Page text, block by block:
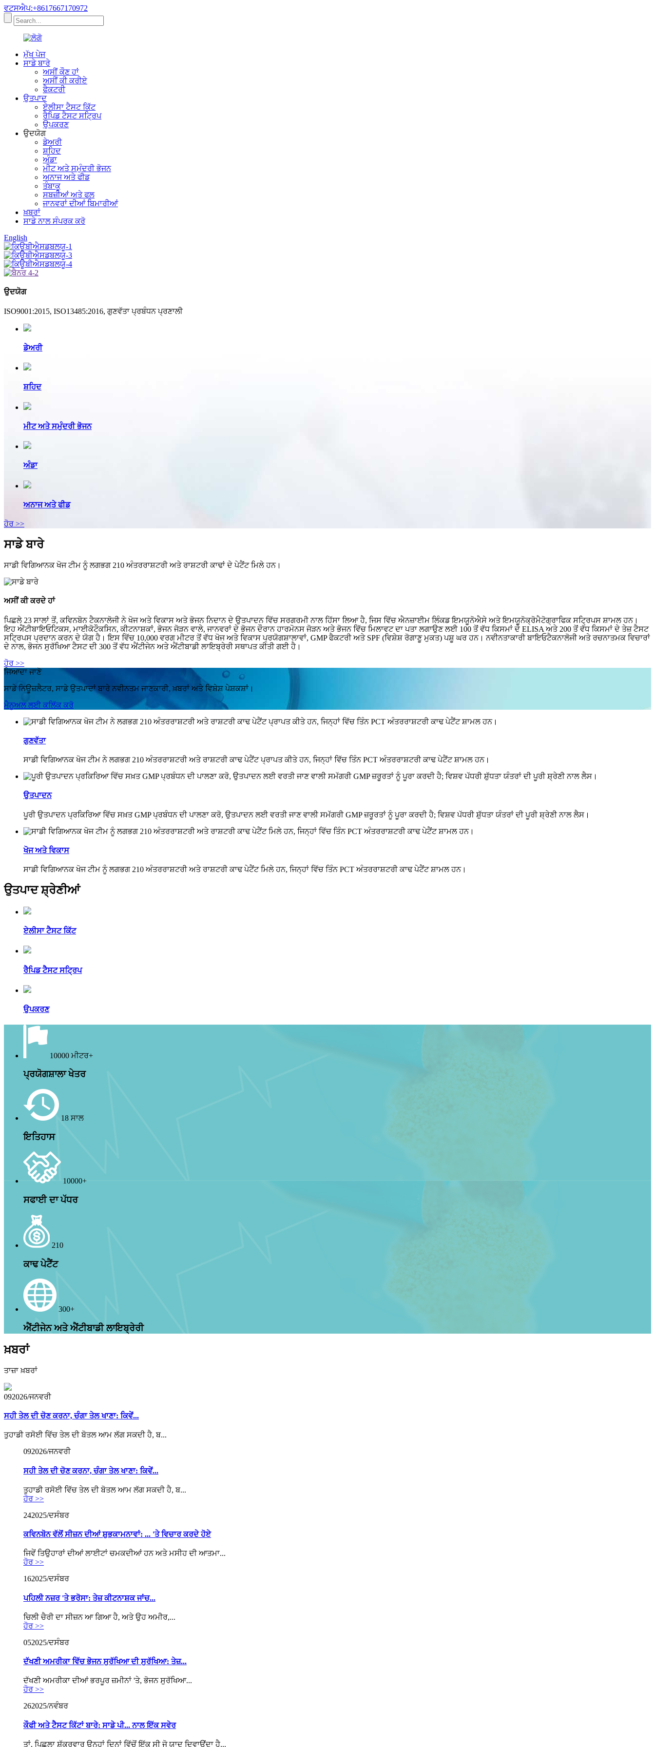
ਵਟਸਐਪ:+8617667170972
ਮੁੱਖ ਪੇਜ
ਸਾਡੇ ਬਾਰੇ
ਅਸੀਂ ਕੌਣ ਹਾਂ
ਅਸੀਂ ਕੀ ਕਰੀਏ
ਫੈਕਟਰੀ
ਉਤਪਾਦ
ਏਲੀਸਾ ਟੈਸਟ ਕਿੱਟ
ਰੈਪਿਡ ਟੈਸਟ ਸਟ੍ਰਿਪ
ਉਪਕਰਣ
ਉਦਯੋਗ
ਡੇਅਰੀ
ਸ਼ਹਿਦ
ਅੰਡਾ
ਮੀਟ ਅਤੇ ਸਮੁੰਦਰੀ ਭੋਜਨ
ਅਨਾਜ ਅਤੇ ਫੀਡ
ਤੰਬਾਕੂ
ਸਬਜ਼ੀਆਂ ਅਤੇ ਫਲ
ਜਾਨਵਰਾਂ ਦੀਆਂ ਬਿਮਾਰੀਆਂ
ਖ਼ਬਰਾਂ
ਸਾਡੇ ਨਾਲ ਸੰਪਰਕ ਕਰੋ
English
ਉਦਯੋਗ
ISO9001:2015, ISO13485:2016, ਗੁਣਵੱਤਾ ਪ੍ਰਬੰਧਨ ਪ੍ਰਣਾਲੀ
ਡੇਅਰੀ
ਸ਼ਹਿਦ
ਮੀਟ ਅਤੇ ਸਮੁੰਦਰੀ ਭੋਜਨ
ਅੰਡਾ
ਅਨਾਜ ਅਤੇ ਫੀਡ
ਹੋਰ >>
ਸਾਡੇ ਬਾਰੇ
ਸਾਡੀ ਵਿਗਿਆਨਕ ਖੋਜ ਟੀਮ ਨੂੰ ਲਗਭਗ 210 ਅੰਤਰਰਾਸ਼ਟਰੀ ਅਤੇ ਰਾਸ਼ਟਰੀ ਕਾਢਾਂ ਦੇ ਪੇਟੈਂਟ ਮਿਲੇ ਹਨ।
ਅਸੀਂ ਕੀ ਕਰਦੇ ਹਾਂ
ਪਿਛਲੇ 23 ਸਾਲਾਂ ਤੋਂ, ਕਵਿਨਬੋਨ ਟੈਕਨਾਲੋਜੀ ਨੇ ਖੋਜ ਅਤੇ ਵਿਕਾਸ ਅਤੇ ਭੋਜਨ ਨਿਦਾਨ ਦੇ ਉਤਪਾਦਨ ਵਿੱਚ ਸਰਗਰਮੀ ਨਾਲ ਹਿੱਸਾ ਲਿਆ ਹੈ, ਜਿਸ ਵਿੱਚ ਐਨਜ਼ਾਈਮ ਲਿੰਕਡ ਇਮਯੂਨੋਐਸੇ ਅਤੇ ਇਮਯੂਨੋਕ੍ਰੋਮੈਟੋਗ੍ਰਾਫਿਕ ਸਟ੍ਰਿਪਸ ਸ਼ਾਮਲ ਹਨ।
ਇਹ ਐਂਟੀਬਾਇਓਟਿਕਸ, ਮਾਈਕੋਟੌਕਸਿਨ, ਕੀਟਨਾਸ਼ਕਾਂ, ਭੋਜਨ ਜੋੜਨ ਵਾਲੇ, ਜਾਨਵਰਾਂ ਦੇ ਭੋਜਨ ਦੌਰਾਨ ਹਾਰਮੋਨਸ ਜੋੜਨ ਅਤੇ ਭੋਜਨ ਵਿੱਚ ਮਿਲਾਵਟ ਦਾ ਪਤਾ ਲਗਾਉਣ ਲਈ 100 ਤੋਂ ਵੱਧ ਕਿਸਮਾਂ ਦੇ ELISA ਅਤੇ 200 ਤੋਂ ਵੱਧ ਕਿਸਮਾਂ ਦੇ ਤੇਜ਼ ਟੈਸਟ
ਸਟ੍ਰਿਪਸ ਪ੍ਰਦਾਨ ਕਰਨ ਦੇ ਯੋਗ ਹੈ। ਇਸ ਵਿੱਚ 10,000 ਵਰਗ ਮੀਟਰ ਤੋਂ ਵੱਧ ਖੋਜ ਅਤੇ ਵਿਕਾਸ ਪ੍ਰਯੋਗਸ਼ਾਲਾਵਾਂ, GMP ਫੈਕਟਰੀ ਅਤੇ SPF (ਵਿਸ਼ੇਸ਼ ਰੋਗਾਣੂ ਮੁਕਤ) ਪਸ਼ੂ ਘਰ ਹਨ। ਨਵੀਨਤਾਕਾਰੀ ਬਾਇਓਟੈਕਨਾਲੋਜੀ ਅਤੇ ਰਚਨਾਤਮਕ ਵਿਚਾਰਾਂ
ਦੇ ਨਾਲ, ਭੋਜਨ ਸੁਰੱਖਿਆ ਟੈਸਟ ਦੀ 300 ਤੋਂ ਵੱਧ ਐਂਟੀਜੇਨ ਅਤੇ ਐਂਟੀਬਾਡੀ ਲਾਇਬ੍ਰੇਰੀ ਸਥਾਪਤ ਕੀਤੀ ਗਈ ਹੈ।
ਹੋਰ >>
ਜਿਆਦਾ ਜਾਣੋ
ਸਾਡੇ ਨਿਊਜ਼ਲੈਟਰ, ਸਾਡੇ ਉਤਪਾਦਾਂ ਬਾਰੇ ਨਵੀਨਤਮ ਜਾਣਕਾਰੀ, ਖ਼ਬਰਾਂ ਅਤੇ ਵਿਸ਼ੇਸ਼ ਪੇਸ਼ਕਸ਼ਾਂ।
ਮੈਨੂਅਲ ਲਈ ਕਲਿੱਕ ਕਰੋ
ਗੁਣਵੱਤਾ
ਸਾਡੀ ਵਿਗਿਆਨਕ ਖੋਜ ਟੀਮ ਨੇ ਲਗਭਗ 210 ਅੰਤਰਰਾਸ਼ਟਰੀ ਅਤੇ ਰਾਸ਼ਟਰੀ ਕਾਢ ਪੇਟੈਂਟ ਪ੍ਰਾਪਤ ਕੀਤੇ ਹਨ, ਜਿਨ੍ਹਾਂ ਵਿੱਚ ਤਿੰਨ PCT ਅੰਤਰਰਾਸ਼ਟਰੀ ਕਾਢ ਪੇਟੈਂਟ ਸ਼ਾਮਲ ਹਨ।
ਉਤਪਾਦਨ
ਪੂਰੀ ਉਤਪਾਦਨ ਪ੍ਰਕਿਰਿਆ ਵਿੱਚ ਸਖ਼ਤ GMP ਪ੍ਰਬੰਧਨ ਦੀ ਪਾਲਣਾ ਕਰੋ, ਉਤਪਾਦਨ ਲਈ ਵਰਤੀ ਜਾਣ ਵਾਲੀ ਸਮੱਗਰੀ GMP ਜ਼ਰੂਰਤਾਂ ਨੂੰ ਪੂਰਾ ਕਰਦੀ ਹੈ; ਵਿਸ਼ਵ ਪੱਧਰੀ ਸ਼ੁੱਧਤਾ ਯੰਤਰਾਂ ਦੀ ਪੂਰੀ ਸ਼੍ਰੇਣੀ ਨਾਲ ਲੈਸ।
ਖੋਜ ਅਤੇ ਵਿਕਾਸ
ਸਾਡੀ ਵਿਗਿਆਨਕ ਖੋਜ ਟੀਮ ਨੂੰ ਲਗਭਗ 210 ਅੰਤਰਰਾਸ਼ਟਰੀ ਅਤੇ ਰਾਸ਼ਟਰੀ ਕਾਢ ਪੇਟੈਂਟ ਮਿਲੇ ਹਨ, ਜਿਨ੍ਹਾਂ ਵਿੱਚ ਤਿੰਨ PCT ਅੰਤਰਰਾਸ਼ਟਰੀ ਕਾਢ ਪੇਟੈਂਟ ਸ਼ਾਮਲ ਹਨ।
ਉਤਪਾਦ ਸ਼੍ਰੇਣੀਆਂ
ਏਲੀਸਾ ਟੈਸਟ ਕਿੱਟ
ਰੈਪਿਡ ਟੈਸਟ ਸਟ੍ਰਿਪ
ਉਪਕਰਣ
10000 ਮੀਟਰ+
ਪ੍ਰਯੋਗਸ਼ਾਲਾ ਖੇਤਰ
18 ਸਾਲ
ਇਤਿਹਾਸ
10000+
ਸਫਾਈ ਦਾ ਪੱਧਰ
210
ਕਾਢ ਪੇਟੈਂਟ
300+
ਐਂਟੀਜੇਨ ਅਤੇ ਐਂਟੀਬਾਡੀ ਲਾਇਬ੍ਰੇਰੀ
ਖ਼ਬਰਾਂ
ਤਾਜ਼ਾ ਖ਼ਬਰਾਂ
092026/ਜਨਵਰੀ
ਸਹੀ ਤੇਲ ਦੀ ਚੋਣ ਕਰਨਾ, ਚੰਗਾ ਤੇਲ ਖਾਣਾ: ਕਿਵੇਂ...
ਤੁਹਾਡੀ ਰਸੋਈ ਵਿੱਚ ਤੇਲ ਦੀ ਬੋਤਲ ਆਮ ਲੱਗ ਸਕਦੀ ਹੈ, ਬ...
092026/ਜਨਵਰੀ
ਸਹੀ ਤੇਲ ਦੀ ਚੋਣ ਕਰਨਾ, ਚੰਗਾ ਤੇਲ ਖਾਣਾ: ਕਿਵੇਂ...
ਤੁਹਾਡੀ ਰਸੋਈ ਵਿੱਚ ਤੇਲ ਦੀ ਬੋਤਲ ਆਮ ਲੱਗ ਸਕਦੀ ਹੈ, ਬ...
ਹੋਰ >>
242025/ਦਸੰਬਰ
ਕਵਿਨਬੋਨ ਵੱਲੋਂ ਸੀਜ਼ਨ ਦੀਆਂ ਸ਼ੁਭਕਾਮਨਾਵਾਂ: ... 'ਤੇ ਵਿਚਾਰ ਕਰਦੇ ਹੋਏ
ਜਿਵੇਂ ਤਿਉਹਾਰਾਂ ਦੀਆਂ ਲਾਈਟਾਂ ਚਮਕਦੀਆਂ ਹਨ ਅਤੇ ਮਸੀਹ ਦੀ ਆਤਮਾ...
ਹੋਰ >>
162025/ਦਸੰਬਰ
ਪਹਿਲੀ ਨਜ਼ਰ 'ਤੇ ਭਰੋਸਾ: ਤੇਜ਼ ਕੀਟਨਾਸ਼ਕ ਜਾਂਚ...
ਚਿਲੀ ਚੈਰੀ ਦਾ ਸੀਜ਼ਨ ਆ ਗਿਆ ਹੈ, ਅਤੇ ਉਹ ਅਮੀਰ,...
ਹੋਰ >>
052025/ਦਸੰਬਰ
ਦੱਖਣੀ ਅਮਰੀਕਾ ਵਿੱਚ ਭੋਜਨ ਸੁਰੱਖਿਆ ਦੀ ਸੁਰੱਖਿਆ: ਤੇਜ਼...
ਦੱਖਣੀ ਅਮਰੀਕਾ ਦੀਆਂ ਭਰਪੂਰ ਜ਼ਮੀਨਾਂ 'ਤੇ, ਭੋਜਨ ਸੁਰੱਖਿਆ...
ਹੋਰ >>
262025/ਨਵੰਬਰ
ਕੌਫੀ ਅਤੇ ਟੈਸਟ ਕਿੱਟਾਂ ਬਾਰੇ: ਸਾਡੇ ਪੀ... ਨਾਲ ਇੱਕ ਸਵੇਰ
ਤਾਂ, ਪਿਛਲਾ ਸ਼ੁੱਕਰਵਾਰ ਉਨ੍ਹਾਂ ਦਿਨਾਂ ਵਿੱਚੋਂ ਇੱਕ ਸੀ ਜੋ ਯਾਦ ਦਿਵਾਉਂਦਾ ਹੈ...